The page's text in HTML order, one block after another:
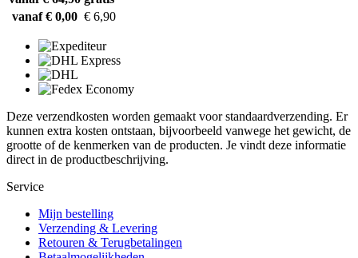
vanaf € 0,00 € 6,90
Deze verzendkosten worden gemaakt voor standaardverzending. Er
kunnen extra kosten ontstaan, bijvoorbeeld vanwege het gewicht, de
grootte of de kenmerken van de producten. Je vindt deze informatie
direct in de productbeschrijving.
Service
Mijn bestelling
Verzending & Levering
Retouren & Terugbetalingen